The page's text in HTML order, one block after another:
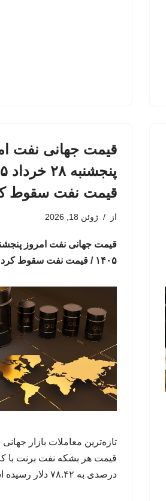
قیمت جهانی نفت
قیمت نفت سقوط
از ژوئن 18, 2026
۱۴۰۵ / قیمت نفت سقوط کرد
تازه‌ترین معاملات بازار
درصدی به ۷۸.۴۲ دلار رسیده است.